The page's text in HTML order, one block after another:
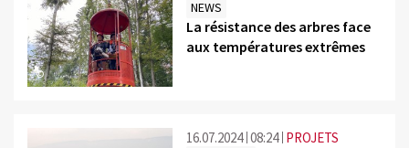
©
NEWS
La résistance des arbres face
aux températures extrêmes
16.07.2024 08:24 PROJETS